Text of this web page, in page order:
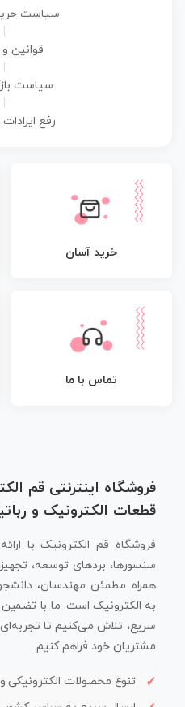
سیاست
قوانین
سیاست
رفع
خرید آسان
تماس با ما
فروشگاه اینترنتی قم
قطعات الکترونیک و
فروشگاه قم الکترونیک با
سنسورها، بردهای توسعه،
همراه مطمئن مهندسان،
به الکترونیک است. ما با
سریع، تلاش می‌کنیم تا
مشتریان خود فراهم کنیم.
تنوع محصولات الکترونیکی